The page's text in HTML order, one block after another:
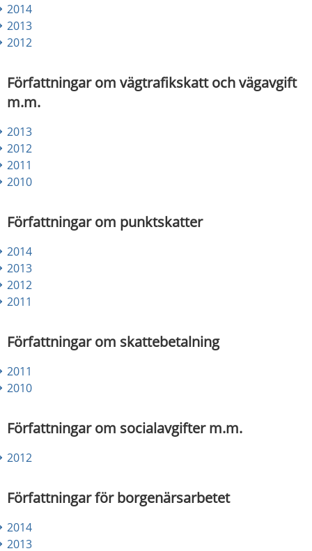
2014​
2013
2012
Författningar om vägtrafikskatt och vägavgift
m.m.
2013
2012
2011
2010
Författningar om punktskatter
2014
2013
2012
2011
Författningar om skattebetalning
2011
2010
Författningar om socialavgifter m.m.
2012
Författningar för borgenärsarbetet
2014
2013